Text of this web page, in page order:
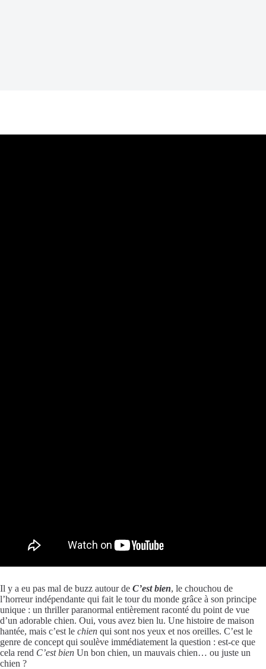
Il y a eu pas mal de buzz autour de C’est bien, le chouchou de
l’horreur indépendante qui fait le tour du monde grâce à son principe
unique : un thriller paranormal entièrement raconté du point de vue
d’un adorable chien. Oui, vous avez bien lu. Une histoire de maison
hantée, mais c’est le chien qui sont nos yeux et nos oreilles. C’est le
genre de concept qui soulève immédiatement la question : est-ce que
cela rend C’est bien Un bon chien, un mauvais chien… ou juste un
chien ?